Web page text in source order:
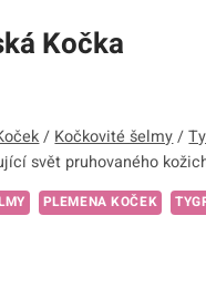
Kočka
/ Kočkovité šelmy /
svět pruhovaného
PLEMENA KOČEK